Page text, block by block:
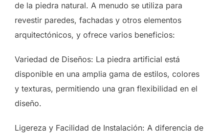
de la piedra natural. A menudo se utiliza para
revestir paredes, fachadas y otros elementos
arquitectónicos, y ofrece varios beneficios:
Variedad de Diseños: La piedra artificial está
disponible en una amplia gama de estilos, colores
y texturas, permitiendo una gran flexibilidad en el
diseño.
Ligereza y Facilidad de Instalación: A diferencia de